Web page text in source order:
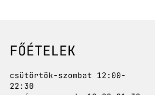
FŐÉTELEK
csütörtök-szombat 12:00-
22:30